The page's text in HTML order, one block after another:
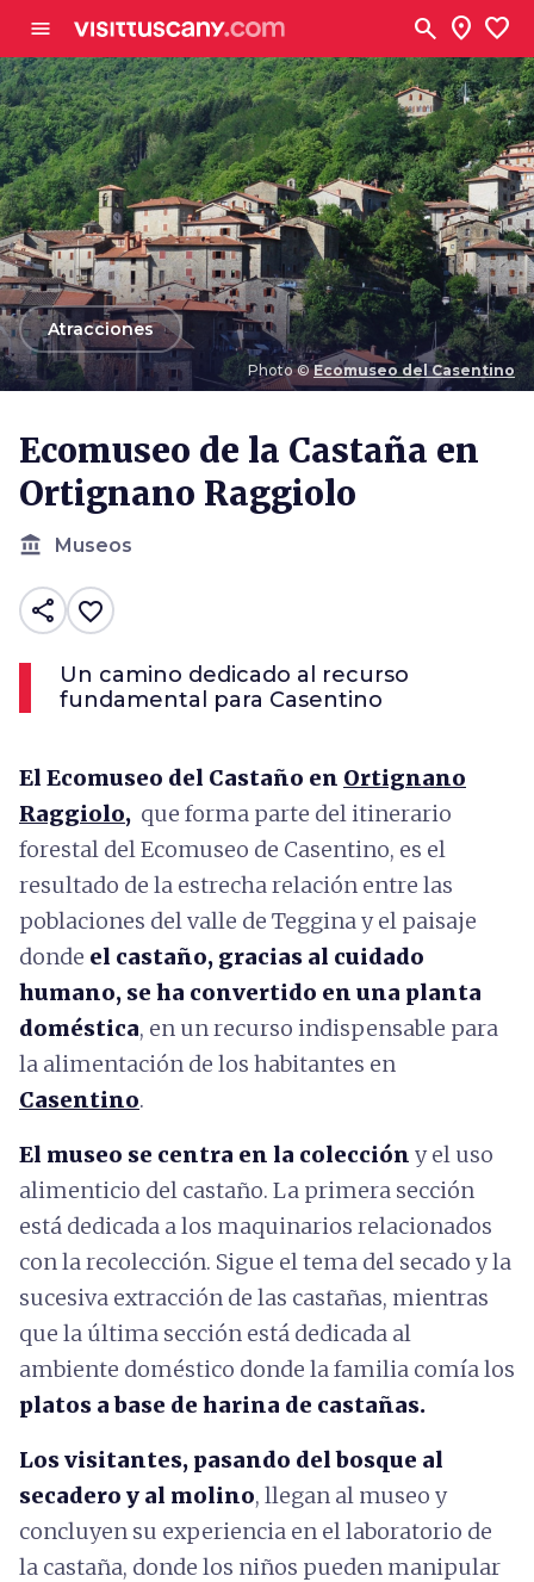
menu search location_on favorite
Photo © Ecomuseo del Casentino
arrow_backAtracciones
Ecomuseo de la Castaña en
Ortignano Raggiolo
account_balance Museos
share favorite_border
Un camino dedicado al recurso
fundamental para Casentino
El Ecomuseo del Castaño en Ortignano
Raggiolo, que forma parte del itinerario
forestal del Ecomuseo de Casentino, es el
resultado de la estrecha relación entre las
poblaciones del valle de Teggina y el paisaje
donde el castaño, gracias al cuidado
humano, se ha convertido en una planta
doméstica, en un recurso indispensable para
la alimentación de los habitantes en
Casentino.
El museo se centra en la colección y el uso
alimenticio del castaño. La primera sección
está dedicada a los maquinarios relacionados
con la recolección. Sigue el tema del secado y la
sucesiva extracción de las castañas, mientras
que la última sección está dedicada al
ambiente doméstico donde la familia comía los
platos a base de harina de castañas.
Los visitantes, pasando del bosque al
secadero y al molino, llegan al museo y
concluyen su experiencia en el laboratorio de
la castaña, donde los niños pueden manipular